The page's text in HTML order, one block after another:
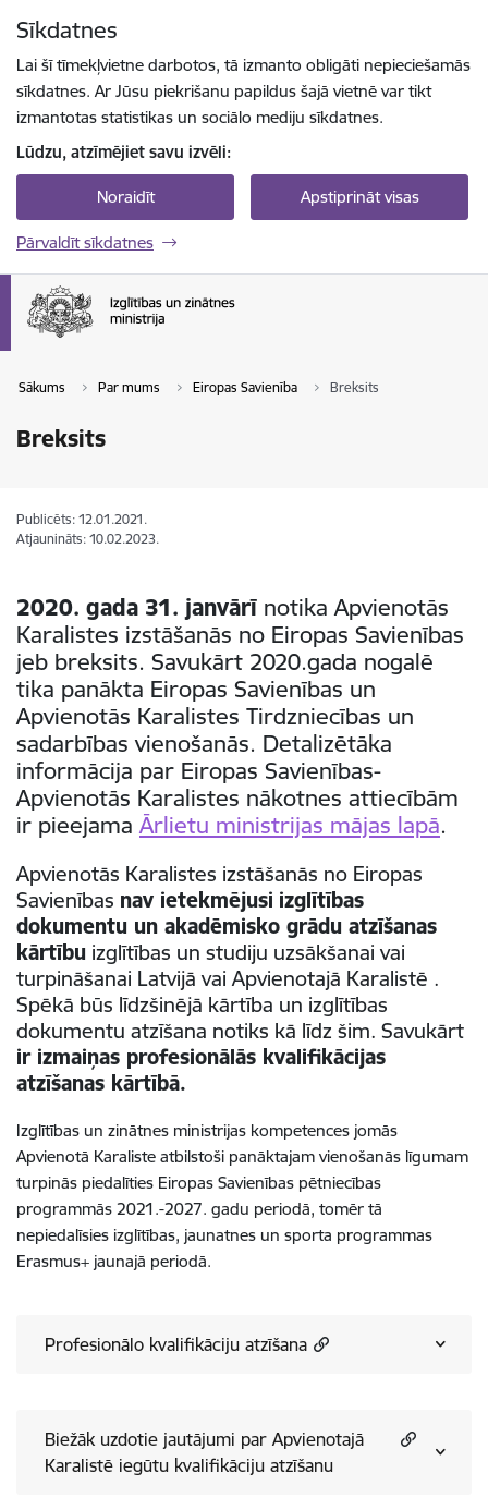
Sīkdatnes
Lai šī tīmekļvietne darbotos, tā izmanto obligāti nepieciešamās
sīkdatnes. Ar Jūsu piekrišanu papildus šajā vietnē var tikt
izmantotas statistikas un sociālo mediju sīkdatnes.
Lūdzu, atzīmējiet savu izvēli:
Noraidīt Apstiprināt visas
Pārvaldīt sīkdatnes
Sākums Par mums Eiropas Savienība Breksits
Breksits
Publicēts: 12.01.2021.
Atjaunināts: 10.02.2023.
2020. gada 31. janvārī notika Apvienotās
Karalistes izstāšanās no Eiropas Savienības
jeb breksits. Savukārt 2020.gada nogalē
tika panākta Eiropas Savienības un
Apvienotās Karalistes Tirdzniecības un
sadarbības vienošanās. Detalizētāka
informācija par Eiropas Savienības-
Apvienotās Karalistes nākotnes attiecībām
ir pieejamaĀrlietu ministrijas mājas lapā.
Apvienotās Karalistes izstāšanās no Eiropas
Savienības nav ietekmējusi izglītības
dokumentu un akadēmisko grādu atzīšanas
kārtību izglītības un studiju uzsākšanai vai
turpināšanai Latvijā vai Apvienotajā Karalistē .
Spēkā būs līdzšinējā kārtība un izglītības
dokumentu atzīšana notiks kā līdz šim. Savukārt
ir izmaiņas profesionālās kvalifikācijas
atzīšanas kārtībā.
Izglītības un zinātnes ministrijas kompetences jomās
Apvienotā Karaliste atbilstoši panāktajam vienošanās līgumam
turpinās piedalīties Eiropas Savienības pētniecības
programmās 2021.-2027. gadu periodā, tomēr tā
nepiedalīsies izglītības, jaunatnes un sporta programmas
Erasmus+ jaunajā periodā.
Profesionālo kvalifikāciju atzīšana
Biežāk uzdotie jautājumi par Apvienotajā
Karalistē iegūtu kvalifikāciju atzīšanu